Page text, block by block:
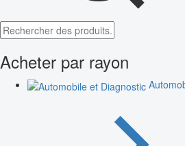
Acheter par rayon